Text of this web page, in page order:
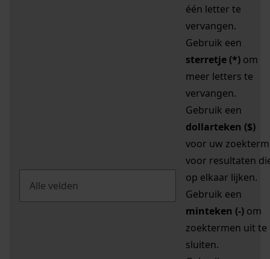
één letter te
vervangen.
Gebruik een
sterretje (*) om
meer letters te
vervangen.
Gebruik een
dollarteken ($)
voor uw zoekterm
voor resultaten
op elkaar lijken.
Gebruik een
minteken (-) om
zoektermen uit te
sluiten.